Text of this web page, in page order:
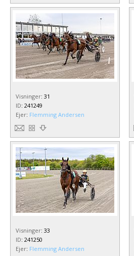
Visninger: 31
ID: 241249
Ejer: Flemming Andersen
Visninger: 33
ID: 241250
Ejer: Flemming Andersen